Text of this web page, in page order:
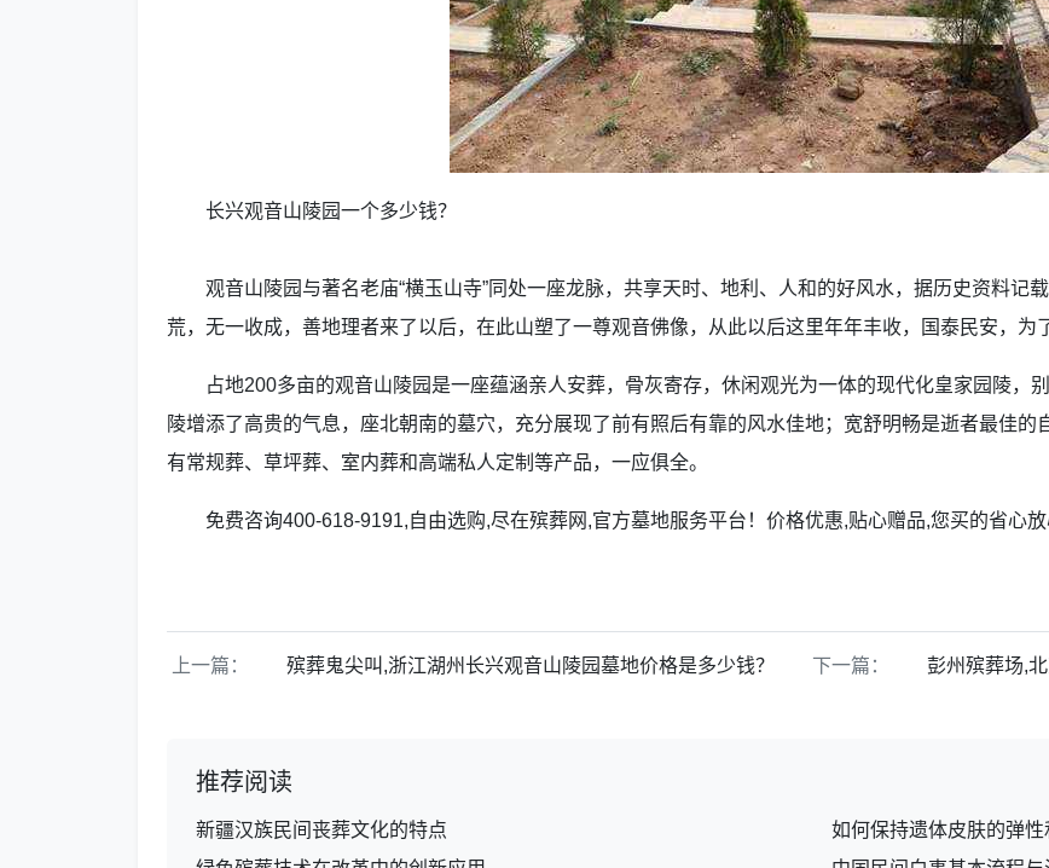
长兴观音山陵园一个多少钱？
观音山陵园与著名老庙“横玉山寺”同处一座龙脉，共享天时、地利、人和的好风水，据历史资料记
荒，无一收成，善地理者来了以后，在此山塑了一尊观音佛像，从此以后这里年年丰收，国泰民安，为
占地200多亩的观音山陵园是一座蕴涵亲人安葬，骨灰寄存，休闲观光为一体的现代化皇家园陵，
陵增添了高贵的气息，座北朝南的墓穴，充分展现了前有照后有靠的风水佳地；宽舒明畅是逝者最佳
有常规葬、草坪葬、室内葬和高端私人定制等产品，一应俱全。
免费咨询400-618-9191,自由选购,尽在殡葬网,官方墓地服务平台！价格优惠,贴心赠品,您买的省心放
上一篇： 殡葬鬼尖叫,浙江湖州长兴观音山陵园墓地价格是多少钱？ 下一篇： 彭州殡葬场,
推荐阅读
新疆汉族民间丧葬文化的特点
如何保持遗体皮肤的弹性